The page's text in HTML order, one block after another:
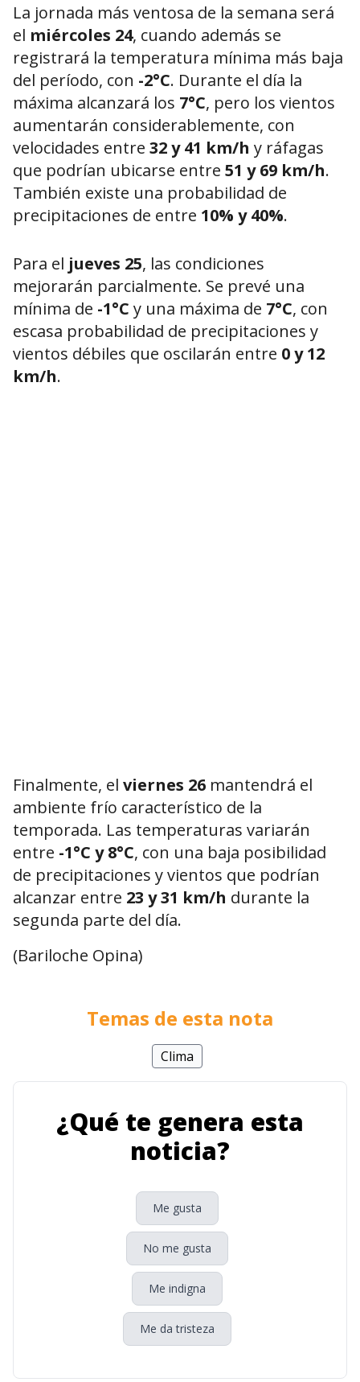
La jornada más ventosa de la semana será
el miércoles 24, cuando además se
registrará la temperatura mínima más baja
del período, con -2°C. Durante el día la
máxima alcanzará los 7°C, pero los vientos
aumentarán considerablemente, con
velocidades entre 32 y 41 km/h y ráfagas
que podrían ubicarse entre 51 y 69 km/h.
También existe una probabilidad de
precipitaciones de entre 10% y 40%.
Para el jueves 25, las condiciones
mejorarán parcialmente. Se prevé una
mínima de -1°C y una máxima de 7°C, con
escasa probabilidad de precipitaciones y
vientos débiles que oscilarán entre 0 y 12
km/h.
Finalmente, el viernes 26 mantendrá el
ambiente frío característico de la
temporada. Las temperaturas variarán
entre -1°C y 8°C, con una baja posibilidad
de precipitaciones y vientos que podrían
alcanzar entre 23 y 31 km/h durante la
segunda parte del día.
(Bariloche Opina)
Temas de esta nota
Clima
¿Qué te genera esta
noticia?
Me gusta
No me gusta
Me indigna
Me da tristeza